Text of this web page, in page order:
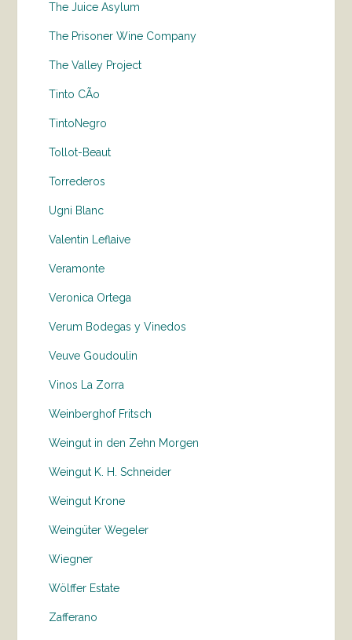
The Juice Asylum
The Prisoner Wine Company
The Valley Project
Tinto CÃo
TintoNegro
Tollot-Beaut
Torrederos
Ugni Blanc
Valentin Leflaive
Veramonte
Veronica Ortega
Verum Bodegas y Vinedos
Veuve Goudoulin
Vinos La Zorra
Weinberghof Fritsch
Weingut in den Zehn Morgen
Weingut K. H. Schneider
Weingut Krone
Weingüter Wegeler
Wiegner
Wölffer Estate
Zafferano